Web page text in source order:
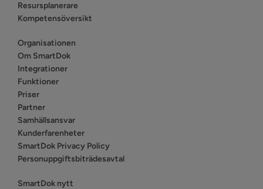
Resursplanerare
Kompetensöversikt
Organisationen
Om SmartDok
Integrationer
Funktioner
Priser
Partner
Samhällsansvar
Kunderfarenheter
SmartDok Privacy Policy
Personuppgiftsbiträdesavtal
SmartDok nytt